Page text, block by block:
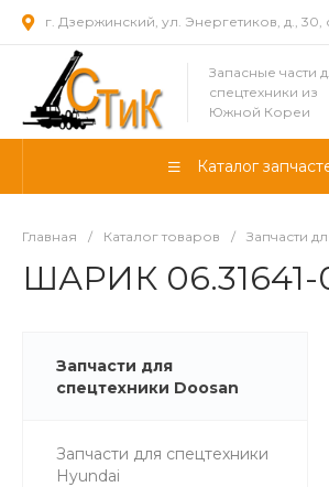
г. Дзержинский, ул. Энергетиков, д., 30,
Запасные части
спецтехники из
Южной Кореи
Каталог
Главная / Каталог товаров / Запчасти
ШАРИК 06.31641-
Запчасти для
спецтехники Doosan
Запчасти для спецтехники
Hyundai